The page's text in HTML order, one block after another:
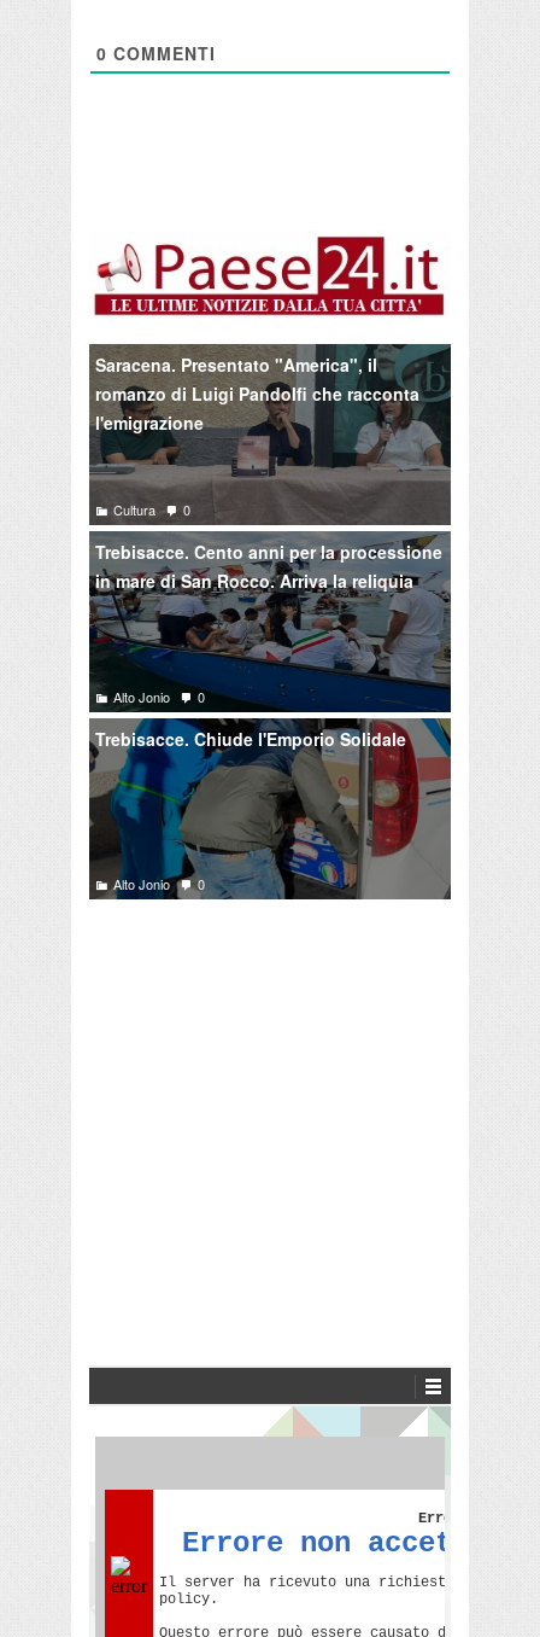
0 COMMENTI
Saracena. Presentato "America", il
romanzo di Luigi Pandolfi che racconta
l'emigrazione
Cultura 0
Trebisacce. Cento anni per la processione
in mare di San Rocco. Arriva la reliquia
Alto Jonio 0
Trebisacce. Chiude l'Emporio Solidale
Alto Jonio 0